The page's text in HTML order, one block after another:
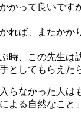
かって良いです
れば、またかか
時、この先生は
としてもらえた
らなかった人は
よる自然なこと